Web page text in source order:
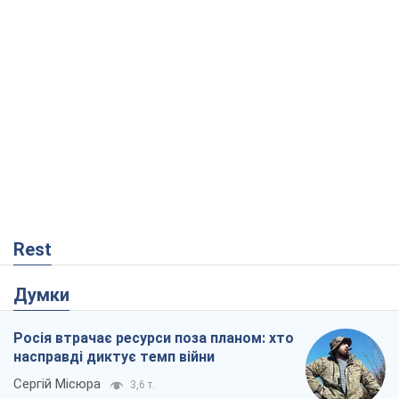
Rest
Думки
Росія втрачає ресурси поза планом: хто
насправді диктує темп війни
Сергій Місюра 3,6 т.